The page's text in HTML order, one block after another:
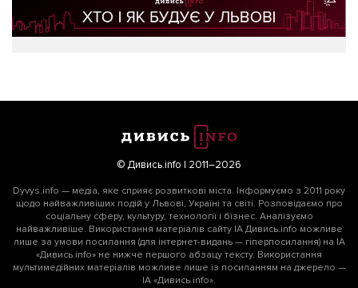
© Дивись.info | 2011–2026
Dyvys.info — медіа, яке сприяє розвиткові міста. Інформуємо з 2011 року
щодо найважливіших подій у Львові, Україні та світі. Розповідаємо про
соціальну сферу, культуру, технології і бізнес. Аналізуємо
найважливіше. Використання матеріалів сайту ІА Дивись.info можливе
лише за умови посилання (для інтернет-видань — гіперпосилання) на ІА
«Дивись.info» не нижче першого абзацу тексту. Використання
мультимедійних матеріалів можливе лише із посиланням на джерело —
ІА «Дивись.info».